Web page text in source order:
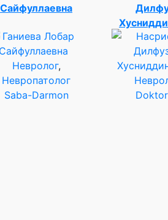
Сайфуллаевна
Невролог,
Невропатолог
Saba-Darmon